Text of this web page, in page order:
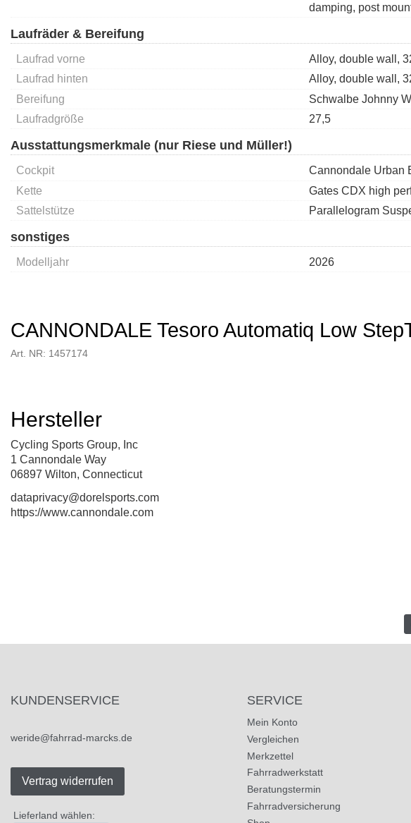
damping, post
Laufräder & Bereifung
Laufrad vorne
Alloy, double wall,
Laufrad hinten
Alloy, double wall,
Bereifung
Schwalbe Johnny
Laufradgröße
27,5
Ausstattungsmerkmale (nur Riese und Müller!)
Cockpit
Cannondale Urban
Kette
Gates CDX high
Sattelstütze
Parallelogram
sonstiges
Modelljahr 2026
CANNONDALE Tesoro Automatiq Low
Art. NR: 1457174
Hersteller
Cycling Sports Group, Inc
1 Cannondale Way
06897 Wilton, Connecticut
dataprivacy@dorelsports.com
https://www.cannondale.com
KUNDENSERVICE
weride@fahrrad-marcks.de
Vertrag widerrufen
Lieferland wählen:
SERVICE
Mein Konto
Vergleichen
Merkzettel
Fahrradwerkstatt
Beratungstermin
Fahrradversicherung